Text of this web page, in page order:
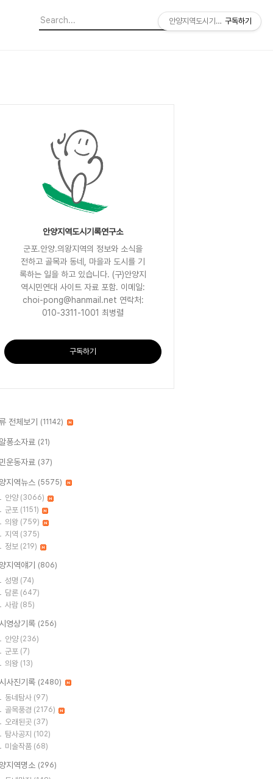
안양지역도시기록연구소
군포.안양.의왕지역의 정보와 소식을
전하고 골목과 동네, 마을과 도시를 기
록하는 일을 하고 있습니다. (구)안양지
역시민연대 사이트 자료 포함. 이메일:
choi-pong@hanmail.net 연락처:
010-3311-1001 최병렬
구독하기
전체보기 (11142)
퐁소자료 (21)
운동자료 (37)
지역뉴스 (5575)
안양 (3066)
군포 (1151)
의왕 (759)
지역 (375)
정보 (219)
지역얘기 (806)
성명 (74)
담론 (647)
사람 (85)
영상기록 (256)
안양 (236)
군포 (7)
의왕 (13)
사진기록 (2480)
동네탐사 (97)
골목풍경 (2176)
오래된곳 (37)
탐사공지 (102)
미술작품 (68)
지역명소 (296)
안양지역도시기록연구소
구독하기